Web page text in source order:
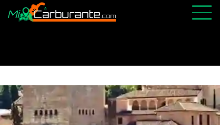
ABIERTAS 24H
ÚLTIMAS MATRÍCULAS